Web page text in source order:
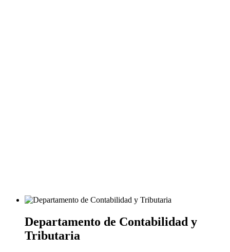
Departamento de Contabilidad y
Tributaria